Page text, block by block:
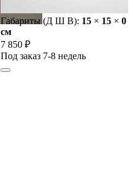
Габариты (Д Ш В): 15 × 15 × 0
cм
7 850 ₽
Под заказ 7-8 недель